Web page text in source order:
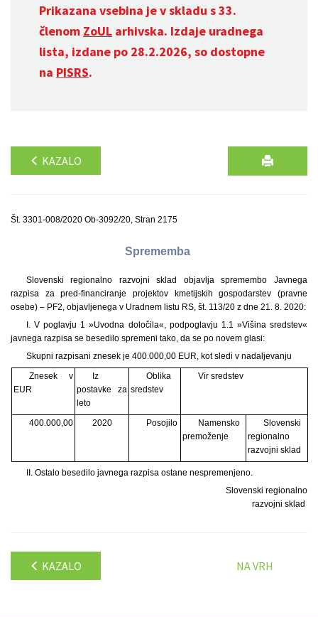
Prikazana vsebina je v skladu s 33.
členom ZoUL arhivska. Izdaje uradnega
lista, izdane po 28.2.2026, so dostopne
na PISRS.
KAZALO
Št. 3301-008/2020 Ob-3092/20, Stran 2175
Sprememba
Slovenski regionalno razvojni sklad objavlja spremembo Javnega
razpisa za pred-financiranje projektov kmetijskih gospodarstev (pravne
osebe) – PF2, objavljenega v Uradnem listu RS, št. 113/20 z dne 21. 8. 2020:
I. V poglavju 1 »Uvodna določila«, podpoglavju 1.1 »Višina sredstev«
javnega razpisa se besedilo spremeni tako, da se po novem glasi:
Skupni razpisani znesek je 400.000,00 EUR, kot sledi v nadaljevanju
Znesek v
EUR
Iz
postavke za
leto
Oblika
sredstev
Vir sredstev
400.000,00 2020 Posojilo
Namensko
premoženje
Slovenski
regionalno
razvojni sklad
II. Ostalo besedilo javnega razpisa ostane nespremenjeno.
Slovenski regionalno
razvojni sklad
KAZALO NA VRH